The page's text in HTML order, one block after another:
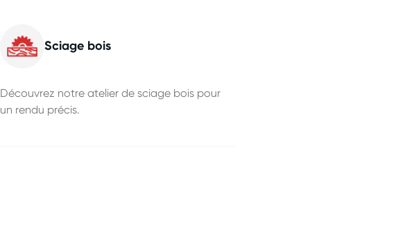
Sciage bois
Découvrez notre atelier de sciage bois pour
un rendu précis.